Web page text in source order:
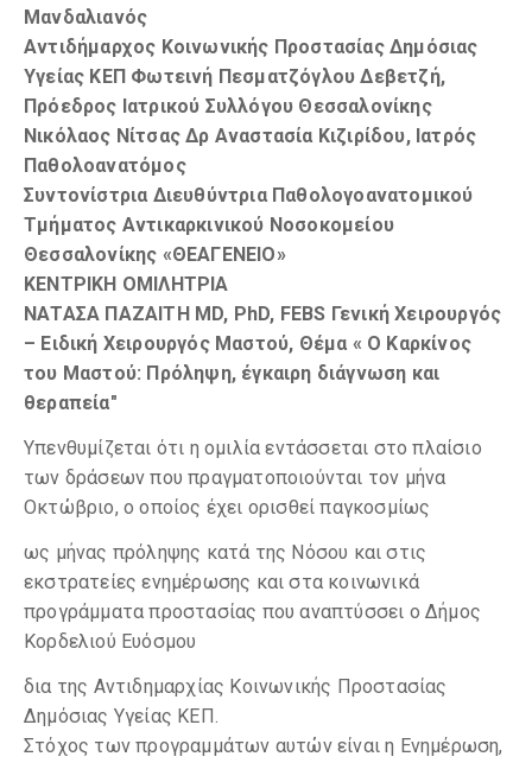
Μανδαλιανός
Αντιδήμαρχος Κοινωνικής Προστασίας Δημόσιας
Υγείας ΚΕΠ Φωτεινή Πεσματζόγλου Δεβετζή,
Πρόεδρος Ιατρικού Συλλόγου Θεσσαλονίκης
Νικόλαος ΝίτσαςΔρ Αναστασία Κιζιρίδου, Ιατρός
Παθολοανατόμος
Συντονίστρια Διευθύντρια Παθολογοανατομικού
Τμήματος Αντικαρκινικού Νοσοκομείου
Θεσσαλονίκης «ΘΕΑΓΕΝΕΙΟ»
ΚΕΝΤΡΙΚΗ ΟΜΙΛΗΤΡΙΑ
ΝΑΤΑΣΑ ΠΑΖΑΙΤΗ MD, PhD, FEBS Γενική Χειρουργός
– Ειδική Χειρουργός Μαστού, Θέμα « Ο Καρκίνος
του Μαστού: Πρόληψη, έγκαιρη διάγνωση και
θεραπεία"
Υπενθυμίζεται ότι η ομιλία εντάσσεται στο πλαίσιο
των δράσεων που πραγματοποιούνται τον μήνα
Οκτώβριο, ο οποίος έχει ορισθεί παγκοσμίως
ως μήνας πρόληψης κατά της Νόσου και στις
εκστρατείες ενημέρωσης και στα κοινωνικά
προγράμματα προστασίας που αναπτύσσει ο Δήμος
Κορδελιού Ευόσμου
δια της Αντιδημαρχίας Κοινωνικής Προστασίας
Δημόσιας Υγείας ΚΕΠ.
Στόχος των προγραμμάτων αυτών είναι η Ενημέρωση,